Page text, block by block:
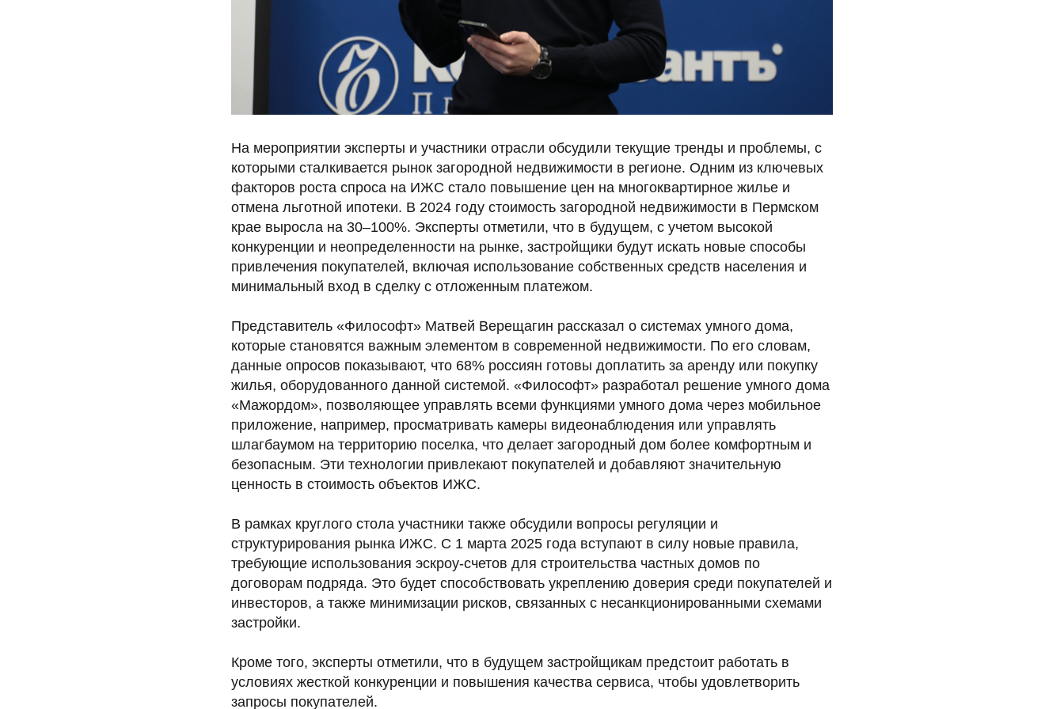
На мероприятии эксперты и участники отрасли обсудили текущие тренды и проблемы, с
которыми сталкивается рынок загородной недвижимости в регионе. Одним из ключевых
факторов роста спроса на ИЖС стало повышение цен на многоквартирное жилье и
отмена льготной ипотеки. В 2024 году стоимость загородной недвижимости в Пермском
крае выросла на 30–100%. Эксперты отметили, что в будущем, с учетом высокой
конкуренции и неопределенности на рынке, застройщики будут искать новые способы
привлечения покупателей, включая использование собственных средств населения и
минимальный вход в сделку с отложенным платежом.
Представитель «Философт» Матвей Верещагин рассказал о системах умного дома,
которые становятся важным элементом в современной недвижимости. По его словам,
данные опросов показывают, что 68% россиян готовы доплатить за аренду или покупку
жилья, оборудованного данной системой. «Философт» разработал решение умного дома
«Мажордом», позволяющее управлять всеми функциями умного дома через мобильное
приложение, например, просматривать камеры видеонаблюдения или управлять
шлагбаумом на территорию поселка, что делает загородный дом более комфортным и
безопасным. Эти технологии привлекают покупателей и добавляют значительную
ценность в стоимость объектов ИЖС.
В рамках круглого стола участники также обсудили вопросы регуляции и
структурирования рынка ИЖС. С 1 марта 2025 года вступают в силу новые правила,
требующие использования эскроу-счетов для строительства частных домов по
договорам подряда. Это будет способствовать укреплению доверия среди покупателей и
инвесторов, а также минимизации рисков, связанных с несанкционированными схемами
застройки.
Кроме того, эксперты отметили, что в будущем застройщикам предстоит работать в
условиях жесткой конкуренции и повышения качества сервиса, чтобы удовлетворить
запросы покупателей.